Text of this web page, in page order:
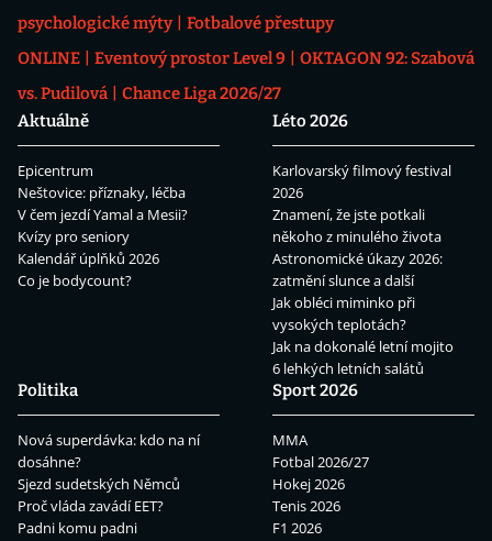
psychologické mýty
Fotbalové přestupy
ONLINE
Eventový prostor Level 9
OKTAGON 92: Szabová
vs. Pudilová
Chance Liga 2026/27
Aktuálně
Epicentrum
Neštovice: příznaky, léčba
V čem jezdí Yamal a Mesii?
Kvízy pro seniory
Kalendář úplňků 2026
Co je bodycount?
Léto 2026
Karlovarský filmový festival
2026
Znamení, že jste potkali
někoho z minulého života
Astronomické úkazy 2026:
zatmění slunce a další
Jak obléci miminko při
vysokých teplotách?
Jak na dokonalé letní mojito
6 lehkých letních salátů
Politika
Nová superdávka: kdo na ní
dosáhne?
Sjezd sudetských Němců
Proč vláda zavádí EET?
Padni komu padni
Sport 2026
MMA
Fotbal 2026/27
Hokej 2026
Tenis 2026
F1 2026